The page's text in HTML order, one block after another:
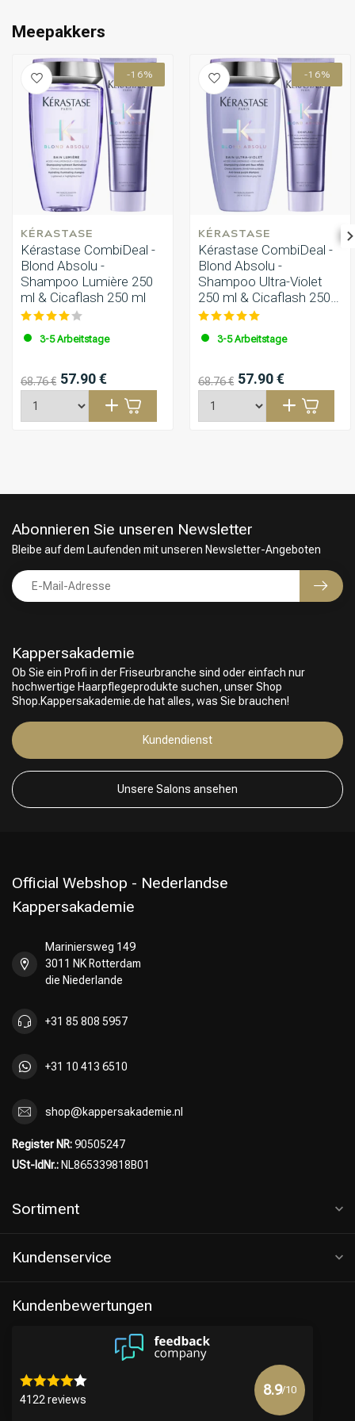
Friseurwahl
blondes Haar!
Meepakkers
-16%
KÉRASTASE
Kérastase CombiDeal -
Blond Absolu -
Shampoo Lumière 250
ml & Cicaflash 250 ml
3-5 Arbeitstage
68.76 € 57.90 €
-16%
KÉRASTASE
Kérastase CombiDeal -
Blond Absolu -
Shampoo Ultra-Violet
250 ml & Cicaflash 250
ml
3-5 Arbeitstage
68.76 € 57.90 €
Kappersakademie
Ob Sie ein Profi in der Friseurbranche sind oder einfach nur
hochwertige Haarpflegeprodukte suchen, unser Shop
Shop.Kappersakademie.de hat alles, was Sie brauchen!
Kundendienst
Unsere Salons ansehen
Abonnieren Sie unseren Newsletter
Bleibe auf dem Laufenden mit unseren Newsletter-Angeboten
Official Webshop - Nederlandse
Kappersakademie
Mariniersweg 149
3011 NK Rotterdam
die Niederlande
+31 85 808 5957
+31 10 413 6510
shop@kappersakademie.nl
Register NR:90505247
USt-IdNr.: NL865339818B01
Sortiment
Kundenservice
Kundenbewertungen
4122 reviews
8.9/10